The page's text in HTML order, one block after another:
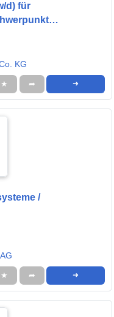
d) für
KG
★ ➦ ➜
/
★ ➦ ➜